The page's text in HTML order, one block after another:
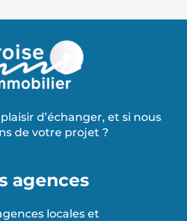
d’échanger, et si nous
de votre projet ?
agences
locales et